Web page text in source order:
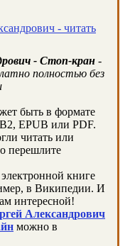
- читать
- Стоп-кран-
полностью без
быть в формате
EPUB или PDF.
читать или
перешлите
книге
в Википедии. И
интересной!
Александрович
можно в